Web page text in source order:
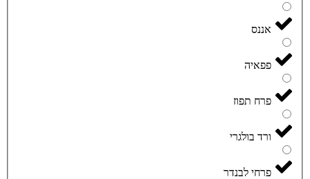
אננס
פפאיה
פרח תפוז
ורד בולגרי
פרחי לבנדר